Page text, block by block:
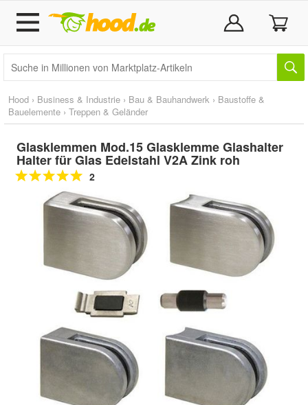
Hood › Business & Industrie › Bau & Bauhandwerk › Baustoffe &
Bauelemente › Treppen & Geländer
Glasklemmen Mod.15 Glasklemme Glashalter
Halter für Glas Edelstahl V2A Zink roh
2